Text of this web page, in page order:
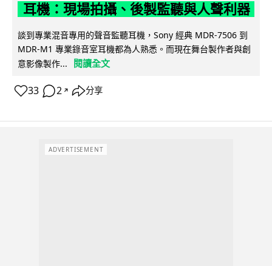
耳機：現場拍攝、後製監聽與人聲利器
談到專業混音專用的聲音監聽耳機，Sony 經典 MDR-7506 到
MDR-M1 專業錄音室耳機都為人熟悉。而現在舞台製作者與創
意影像製作...
閱讀全文
33 2 ↗ 分享
ADVERTISEMENT